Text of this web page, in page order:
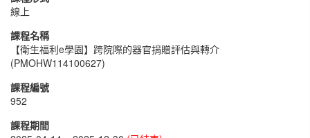
線上
課程名稱
【衛生福利e學園】跨院際的器官捐贈評估與轉介
(PMOHW114100627)
課程編號
952
課程期間